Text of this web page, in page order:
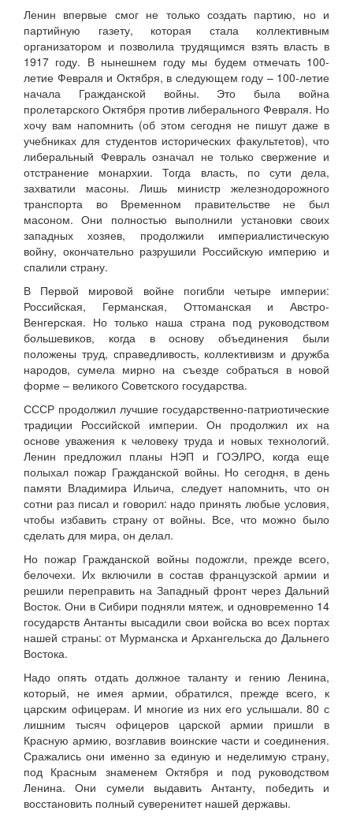
Ленин впервые смог не только создать партию, но и
партийную газету, которая стала коллективным
организатором и позволила трудящимся взять власть в
1917 году. В нынешнем году мы будем отмечать 100-
летие Февраля и Октября, в следующем году – 100-летие
начала Гражданской войны. Это была война
пролетарского Октября против либерального Февраля. Но
хочу вам напомнить (об этом сегодня не пишут даже в
учебниках для студентов исторических факультетов), что
либеральный Февраль означал не только свержение и
отстранение монархии. Тогда власть, по сути дела,
захватили масоны. Лишь министр железнодорожного
транспорта во Временном правительстве не был
масоном. Они полностью выполнили установки своих
западных хозяев, продолжили империалистическую
войну, окончательно разрушили Российскую империю и
спалили страну.
В Первой мировой войне погибли четыре империи:
Российская, Германская, Оттоманская и Австро-
Венгерская. Но только наша страна под руководством
большевиков, когда в основу объединения были
положены труд, справедливость, коллективизм и дружба
народов, сумела мирно на съезде собраться в новой
форме – великого Советского государства.
СССР продолжил лучшие государственно-патриотические
традиции Российской империи. Он продолжил их на
основе уважения к человеку труда и новых технологий.
Ленин предложил планы НЭП и ГОЭЛРО, когда еще
полыхал пожар Гражданской войны. Но сегодня, в день
памяти Владимира Ильича, следует напомнить, что он
сотни раз писал и говорил: надо принять любые условия,
чтобы избавить страну от войны. Все, что можно было
сделать для мира, он делал.
Но пожар Гражданской войны подожгли, прежде всего,
белочехи. Их включили в состав французской армии и
решили переправить на Западный фронт через Дальний
Восток. Они в Сибири подняли мятеж, и одновременно 14
государств Антанты высадили свои войска во всех портах
нашей страны: от Мурманска и Архангельска до Дальнего
Востока.
Надо опять отдать должное таланту и гению Ленина,
который, не имея армии, обратился, прежде всего, к
царским офицерам. И многие из них его услышали. 80 с
лишним тысяч офицеров царской армии пришли в
Красную армию, возглавив воинские части и соединения.
Сражались они именно за единую и неделимую страну,
под Красным знаменем Октября и под руководством
Ленина. Они сумели выдавить Антанту, победить и
восстановить полный суверенитет нашей державы.